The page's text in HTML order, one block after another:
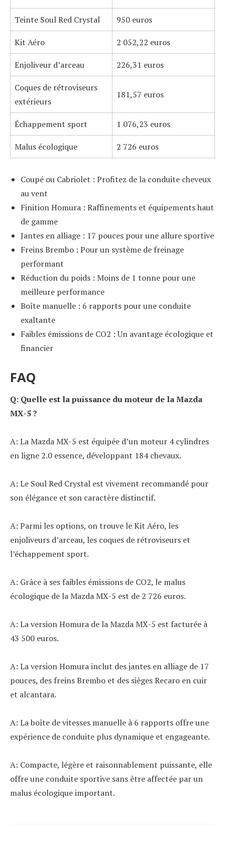
Teinte Soul Red Crystal 950 euros
Kit Aéro 2 052,22 euros
Enjoliveur d’arceau 226,31 euros
Coques de rétroviseurs
extérieurs
181,57 euros
Échappement sport 1 076,23 euros
Malus écologique 2 726 euros
Coupé ou Cabriolet : Profitez de la conduite cheveux
au vent
Finition Homura : Raffinements et équipements haut
de gamme
Jantes en alliage : 17 pouces pour une allure sportive
Freins Brembo : Pour un système de freinage
performant
Réduction du poids : Moins de 1 tonne pour une
meilleure performance
Boîte manuelle : 6 rapports pour une conduite
exaltante
Faibles émissions de CO2 : Un avantage écologique et
financier
FAQ
Q: Quelle est la puissance du moteur de la Mazda
MX-5 ?
A: La Mazda MX-5 est équipée d’un moteur 4 cylindres
en ligne 2.0 essence, développant 184 chevaux.
A: Le Soul Red Crystal est vivement recommandé pour
son élégance et son caractère distinctif.
A: Parmi les options, on trouve le Kit Aéro, les
enjoliveurs d’arceau, les coques de rétroviseurs et
l’échappement sport.
A: Grâce à ses faibles émissions de CO2, le malus
écologique de la Mazda MX-5 est de 2 726 euros.
A: La version Homura de la Mazda MX-5 est facturée à
43 500 euros.
A: La version Homura inclut des jantes en alliage de 17
pouces, des freins Brembo et des sièges Recaro en cuir
et alcantara.
A: La boîte de vitesses manuelle à 6 rapports offre une
expérience de conduite plus dynamique et engageante.
A: Compacte, légère et raisonnablement puissante, elle
offre une conduite sportive sans être affectée par un
malus écologique important.